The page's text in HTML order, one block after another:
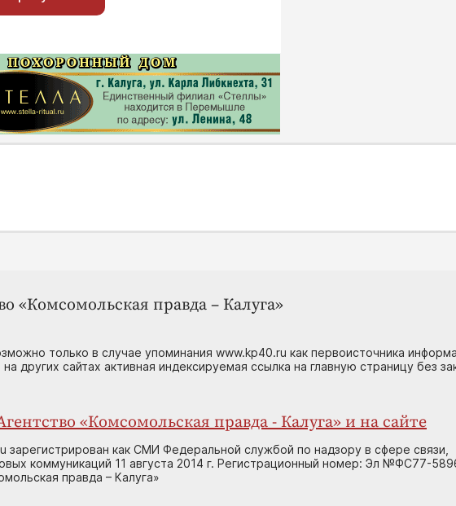
«Комсомольская правда – Калуга»
только в случае упоминания www.kp40.ru как первоисточника
других сайтах активная индексируемая ссылка на главную страницу без
«Комсомольская правда - Калуга» и на сайте
зарегистрирован как СМИ Федеральной службой по надзору в сфере связи,
коммуникаций 11 августа 2014 г. Регистрационный номер: Эл №ФС77-
правда – Калуга»